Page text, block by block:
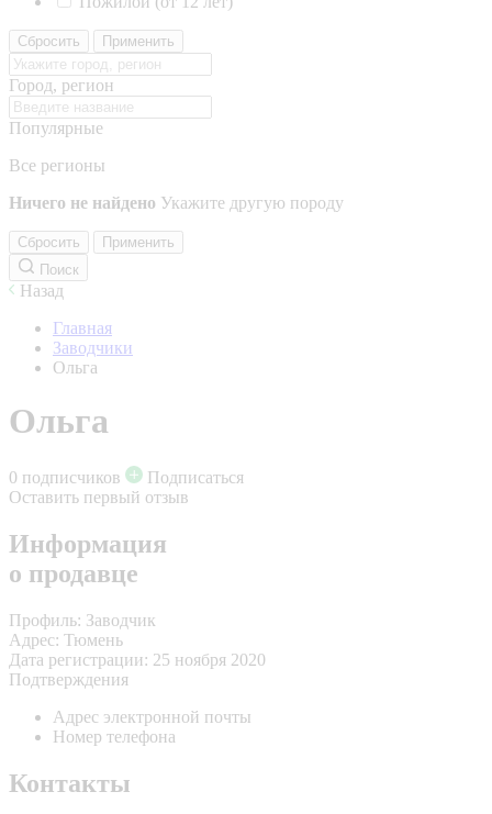
Сбросить Применить
Город, регион
Популярные
Все регионы
Ничего не найдено Укажите другую породу
Сбросить
Применить
Поиск
Назад
Главная
Заводчики
Ольга
Ольга
0 подписчиков
Подписаться
Оставить первый отзыв
Информация
о продавце
Профиль: Заводчик
Адрес: Тюмень
Дата регистрации: 25 ноября 2020
Подтверждения
Адрес электронной почты
Номер телефона
Контакты